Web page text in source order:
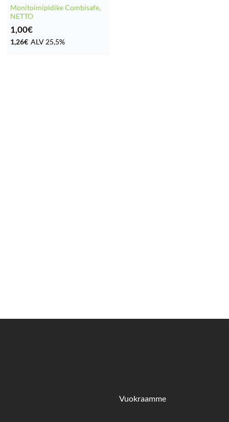
Monitoimipidike Combisafe,
NETTO
1,00€
1,26€ ALV 25,5%
Vuokraamme